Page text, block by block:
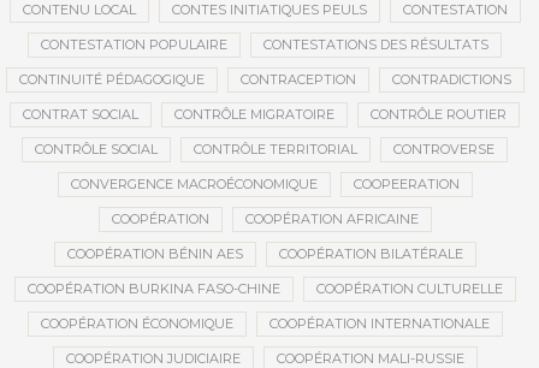
CONTENU LOCAL CONTES INITIATIQUES PEULS CONTESTATION
CONTESTATION POPULAIRE CONTESTATIONS DES RÉSULTATS
CONTINUITÉ PÉDAGOGIQUE CONTRACEPTION CONTRADICTIONS
CONTRAT SOCIAL CONTRÔLE MIGRATOIRE CONTRÔLE ROUTIER
CONTRÔLE SOCIAL CONTRÔLE TERRITORIAL CONTROVERSE
CONVERGENCE MACROÉCONOMIQUE COOPEERATION
COOPÉRATION COOPÉRATION AFRICAINE
COOPÉRATION BÉNIN AES COOPÉRATION BILATÉRALE
COOPÉRATION BURKINA FASO-CHINE COOPÉRATION CULTURELLE
COOPÉRATION ÉCONOMIQUE COOPÉRATION INTERNATIONALE
COOPÉRATION JUDICIAIRE COOPÉRATION MALI-RUSSIE